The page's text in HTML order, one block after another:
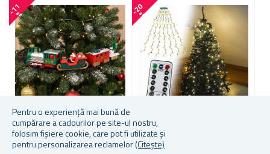
Pentru o experiență mai bună de
cumpărare a cadourilor pe site-ul nostru,
folosim fișiere cookie, care pot fi utilizate și
pentru personalizarea reclamelor(Citește)
-
1
1
%
TRENULEȚ DE CRĂCIUN
PENTRU BRAD
-
2
0
%
ILUMINAT LED DE CRĂCIUN
CU TELECOMANDĂ – FĂRĂ